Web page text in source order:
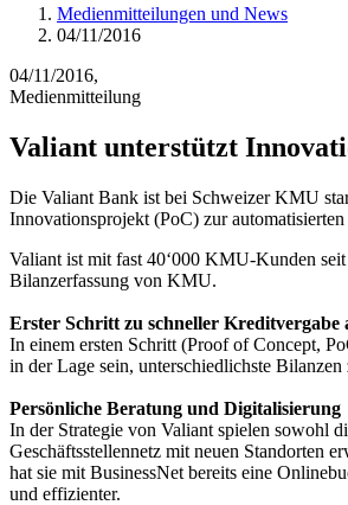
Medienmitteilungen und News
04/11/2016
04/11/2016,
Medienmitteilung
Valiant unterstützt
Die Valiant Bank ist bei Schweizer KMU
Innovationsprojekt (PoC) zur
Valiant ist mit fast 40‘000 KMU-Kunden
Bilanzerfassung von KMU.
Erster Schritt zu schneller Kreditvergabe
In einem ersten Schritt (Proof of Concept,
in der Lage sein, unterschiedlichste
Persönliche Beratung und Digitalisierung
In der Strategie von Valiant spielen sowohl
Geschäftsstellennetz mit neuen Standorten
hat sie mit BusinessNet bereits eine
und effizienter.